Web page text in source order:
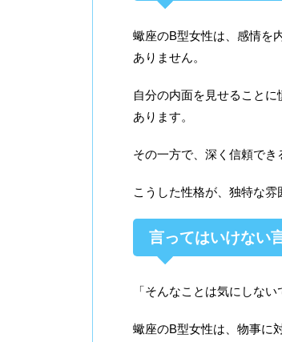
蠍座のB型女性は、感情を
ありません。
自分の内面を見せること
あります。
その一方で、深く信頼でき
こうした性格が、独特な雰
言ってはいけない
「そんなことは気にしない
蠍座のB型女性は、物事に